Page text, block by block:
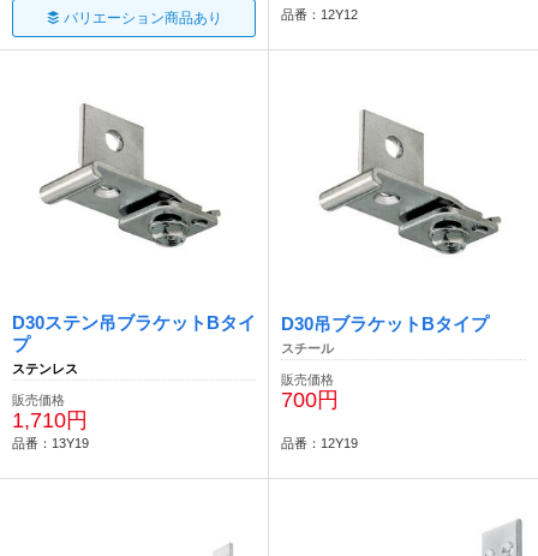
バリエーション商品あり 品番：12Y12
D30ステン吊ブラケットBタイ
プ
ステンレス
販売価格
1,710円
品番：13Y19
D30吊ブラケットBタイプ
スチール
販売価格
700円
品番：12Y19